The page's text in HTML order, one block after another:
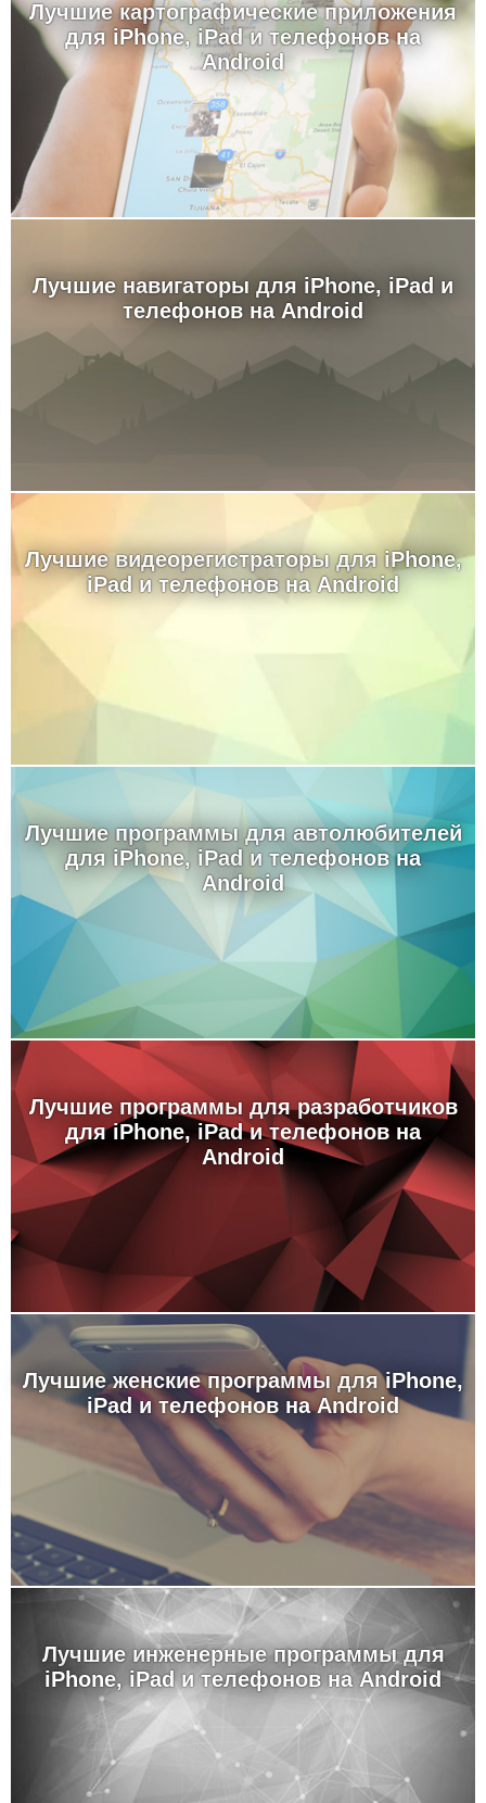
Лучшие картографические приложения
для iPhone, iPad и телефонов на
Android
Лучшие навигаторы для iPhone, iPad и
телефонов на Android
Лучшие видеорегистраторы для iPhone,
iPad и телефонов на Android
Лучшие программы для автолюбителей
для iPhone, iPad и телефонов на
Android
Лучшие программы для разработчиков
для iPhone, iPad и телефонов на
Android
Лучшие женские программы для iPhone,
iPad и телефонов на Android
Лучшие инженерные программы для
iPhone, iPad и телефонов на Android